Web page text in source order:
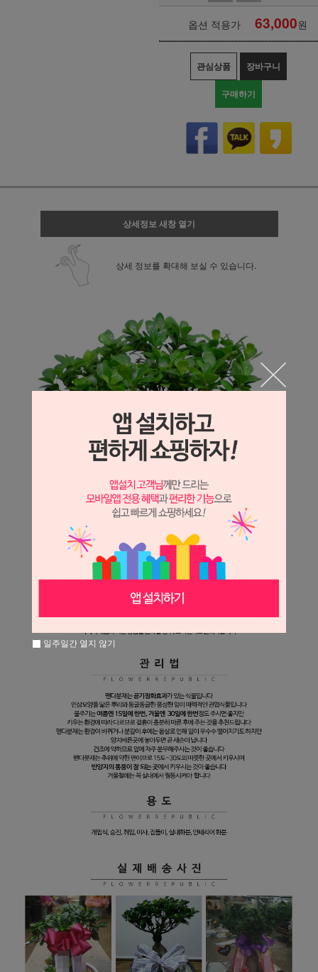
옵션 적용가 63,000원
관심상품 장바구니
구매하기
상세정보 새창 열기
상세 정보를 확대해 보실 수 있습니다.
일주일간 열지 않기